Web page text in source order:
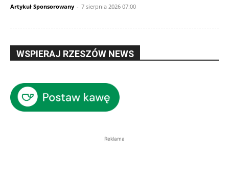
Artykuł Sponsorowany - 7 sierpnia 2026 07:00
WSPIERAJ RZESZÓW NEWS
Reklama